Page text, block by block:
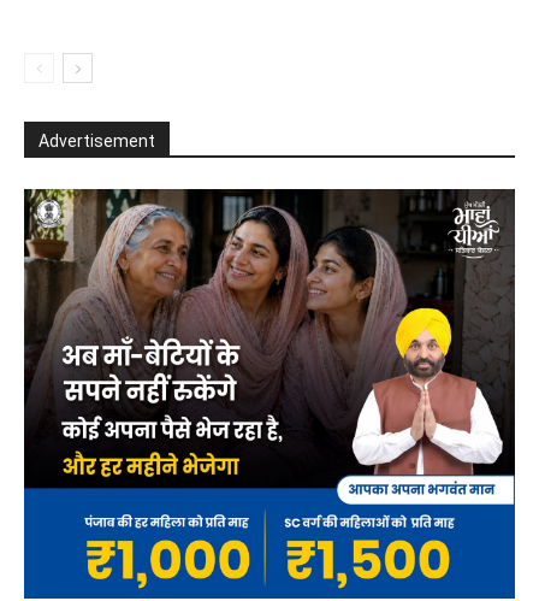
Advertisement